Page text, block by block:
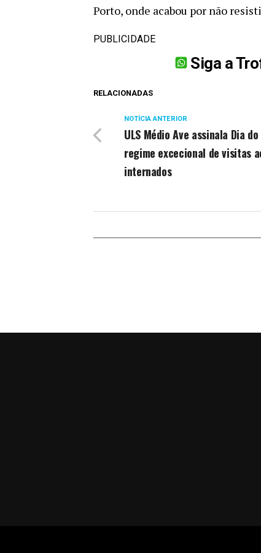
Porto, onde acabou por não
PUBLICIDADE
Siga a
RELACIONADAS
NOTÍCIA ANTERIOR
ULS Médio Ave assinala Dia
regime excecional de visitas
internados